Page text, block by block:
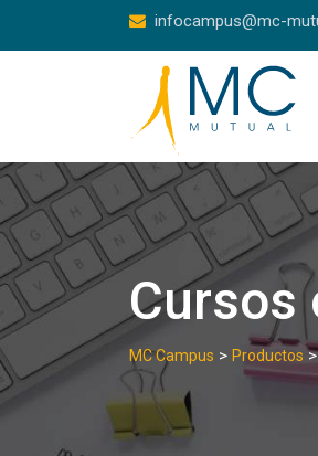
infocampus@mc-
Cursos
MC Campus > Productos